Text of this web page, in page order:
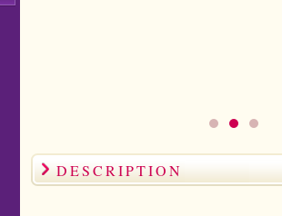
DESCRIPTION